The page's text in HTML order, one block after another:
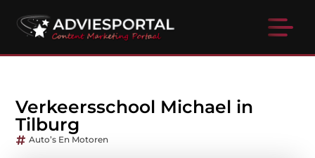
Verkeersschool Michael in
Tilburg
Auto’s En Motoren